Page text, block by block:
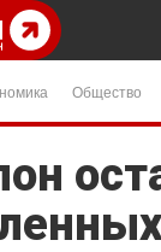
Общество